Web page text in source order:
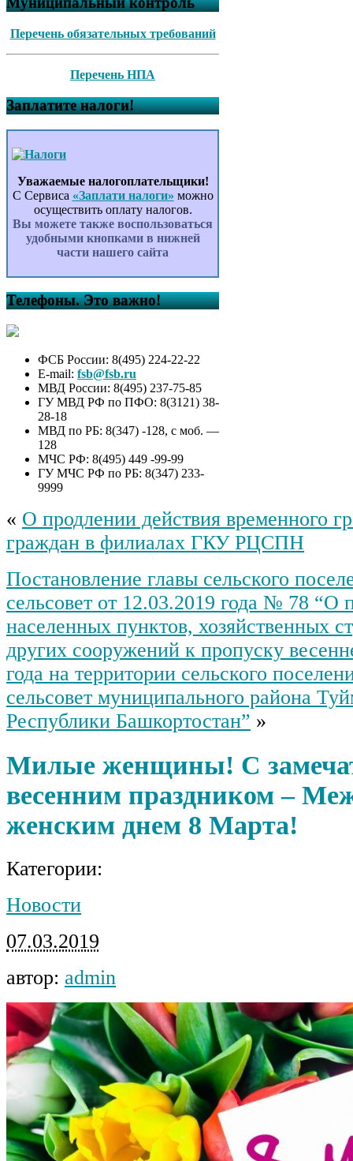
Перечень обязательных требований
Перечень НПА
Заплатите налоги!
Уважаемые налогоплательщики!
С Сервиса «Заплати налоги» можно
осуществить оплату налогов.
Вы можете также воспользоваться
удобными кнопками в нижней
части нашего сайта
Телефоны. Это важно!
ФСБ России: 8(495) 224-22-22
E-mail: fsb@fsb.ru
МВД России: 8(495) 237-75-85
ГУ МВД РФ по ПФО: 8(3121) 38-
28-18
МВД по РБ: 8(347) -128, с моб. —
128
МЧС РФ: 8(495) 449 -99-99
ГУ МЧС РФ по РБ: 8(347) 233-
9999
« О продлении действия временного
граждан в филиалах ГКУ РЦСПН
Постановление главы сельского
сельсовет от 12.03.2019 года № 78 “О
населенных пунктов, хозяйственных
других сооружений к пропуску
года на территории сельского
сельсовет муниципального района
Республики Башкортостан” »
Милые женщины! С
весенним праздником –
женским днем 8 Марта!
Категории:
Новости
07.03.2019
автор: admin